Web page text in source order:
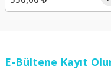
E-Bültene Kayıt